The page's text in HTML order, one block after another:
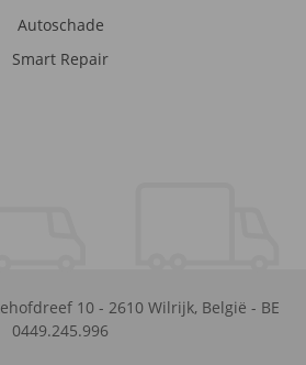
Autoschade
Smart Repair
10 - 2610 Wilrijk, België - BE
0449.245.996